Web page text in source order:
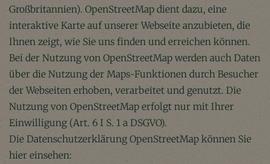
Großbritannien). OpenStreetMap dient dazu, eine
interaktive Karte auf unserer Webseite anzubieten, die
Ihnen zeigt, wie Sie uns finden und erreichen können.
Bei der Nutzung von OpenStreetMap werden auch Daten
über die Nutzung der Maps-Funktionen durch Besucher
der Webseiten erhoben, verarbeitet und genutzt. Die
Nutzung von OpenStreetMap erfolgt nur mit Ihrer
Einwilligung (Art. 6 I S. 1 a DSGVO).
Die Datenschutzerklärung OpenStreetMap können Sie
hier einsehen: